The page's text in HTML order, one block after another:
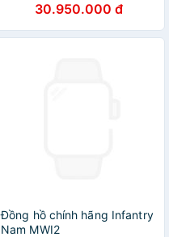
30.950.000 đ
Đồng hồ chính hãng Infantry
Nam MWI2